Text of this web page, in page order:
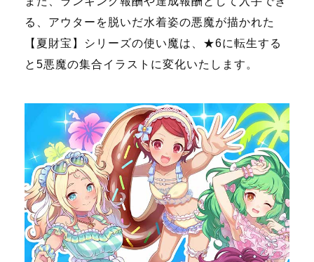
る、アウターを脱いだ水着姿の悪魔が描かれた
【夏財宝】シリーズの使い魔は、★6に転生する
と5悪魔の集合イラストに変化いたします。